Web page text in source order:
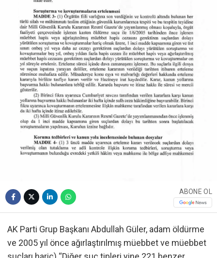
ABONE OL
AK Parti Grup Başkanı Abdullah Güler, adam öldürme
ve 2005 yıl önce ağırlaştırılmış müebbet ve müebbet